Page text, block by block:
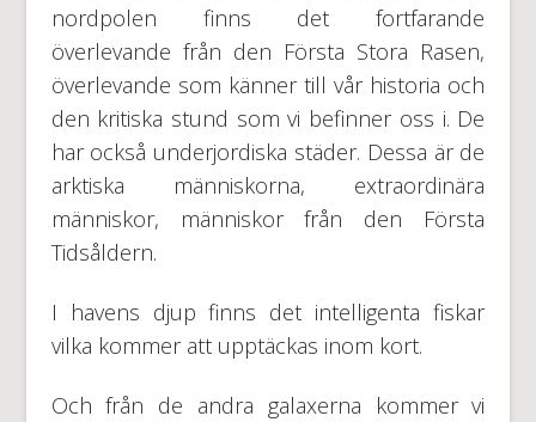
nordpolen finns det fortfarande
överlevande från den Första Stora Rasen,
överlevande som känner till vår historia och
den kritiska stund som vi befinner oss i. De
har också underjordiska städer. Dessa är de
arktiska människorna, extraordinära
människor, människor från den Första
Tidsåldern.
I havens djup finns det intelligenta fiskar
vilka kommer att upptäckas inom kort.
Och från de andra galaxerna kommer vi